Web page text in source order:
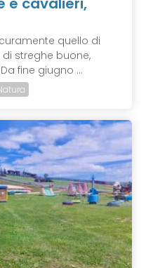
quello di
streghe buone,
fine giugno ...